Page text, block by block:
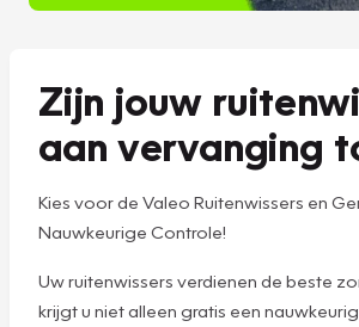
Zijn jouw
aan vervanging
Kies voor de Valeo Ruitenwissers en
Nauwkeurige Controle!
Uw ruitenwissers verdienen de beste
krijgt u niet alleen gratis een